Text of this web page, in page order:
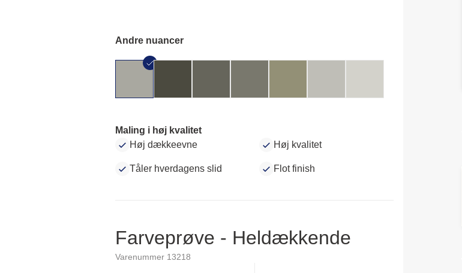
Andre nuancer
Maling i høj kvalitet
Høj dækkeevne
Høj kvalitet
Tåler hverdagens slid Flot finish
Farveprøve - Heldækkende
Varenummer 13218